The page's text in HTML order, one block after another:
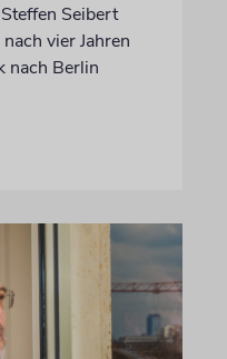
Seibert
vier Jahren
nach Berlin